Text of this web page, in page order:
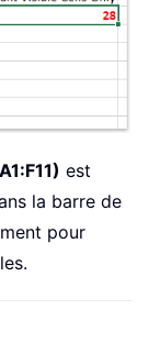
est
la barre de
pour